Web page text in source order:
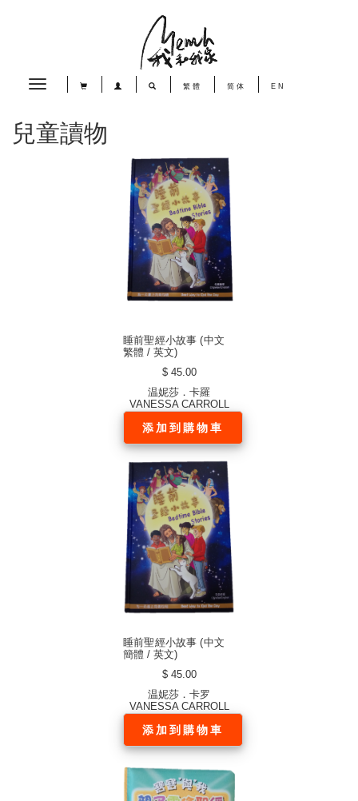
Toggle
繁體 简体 EN
兒童讀物
睡前聖經小故事 (中文
繁體 / 英文)
$ 45.00
温妮莎．卡羅
VANESSA CARROLL
添加到購物車
睡前聖經小故事 (中文
簡體 / 英文)
$ 45.00
温妮莎．卡罗
VANESSA CARROLL
添加到購物車